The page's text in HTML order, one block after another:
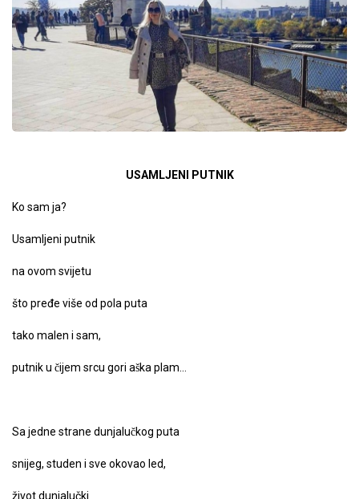
USAMLJENI PUTNIK
Ko sam ja?
Usamljeni putnik
na ovom svijetu
što pređe više od pola puta
tako malen i sam,
putnik u čijem srcu gori aška plam…
Sa jedne strane dunjalučkog puta
snijeg, studen i sve okovao led,
život dunjalučki